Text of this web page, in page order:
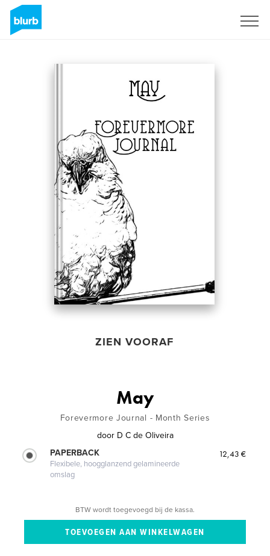
ZIEN VOORAF
May
Forevermore Journal - Month Series
door D C de Oliveira
PAPERBACK
Flexibele, hoogglanzend gelamineerde
omslag
12,43 €
BTW wordt toegevoegd bij de kassa.